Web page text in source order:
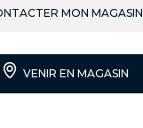
MON MAGASIN
VENIR EN MAGASIN